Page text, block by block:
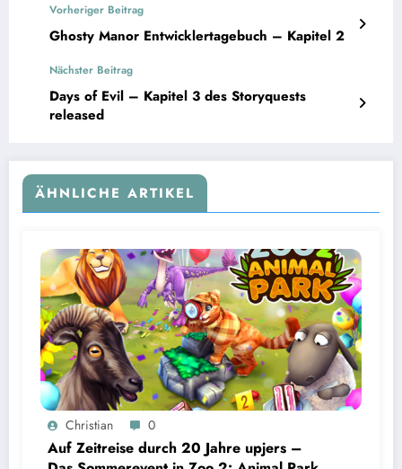
Vorheriger Beitrag
Ghosty Manor Entwicklertagebuch – Kapitel 2
Nächster Beitrag
Days of Evil – Kapitel 3 des Storyquests
released
ÄHNLICHE ARTIKEL
Christian 0
Auf Zeitreise durch 20 Jahre upjers –